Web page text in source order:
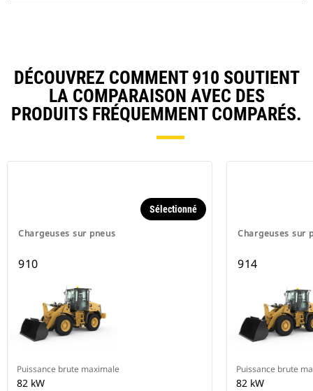
DÉCOUVREZ COMMENT 910 SOUTIENT
LA COMPARAISON AVEC DES
PRODUITS FRÉQUEMMENT COMPARÉS.
Chargeuses sur pneus
Sélectionné
910
Puissance brute maximale
82 kW
Chargeuses sur
914
Puissance brute
82 kW